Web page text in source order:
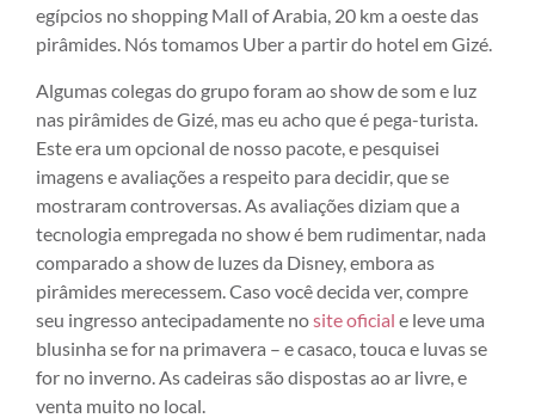
egípcios no shopping Mall of Arabia, 20 km a oeste das
pirâmides. Nós tomamos Uber a partir do hotel em Gizé.
Algumas colegas do grupo foram ao show de som e luz
nas pirâmides de Gizé, mas eu acho que é pega-turista.
Este era um opcional de nosso pacote, e pesquisei
imagens e avaliações a respeito para decidir, que se
mostraram controversas. As avaliações diziam que a
tecnologia empregada no show é bem rudimentar, nada
comparado a show de luzes da Disney, embora as
pirâmides merecessem. Caso você decida ver, compre
seu ingresso antecipadamente nosite oficial e leve uma
blusinha se for na primavera – e casaco, touca e luvas se
for no inverno. As cadeiras são dispostas ao ar livre, e
venta muito no local.